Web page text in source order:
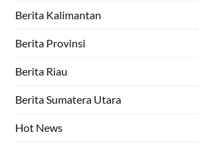
Berita Kalimantan
Berita Provinsi
Berita Riau
Berita Sumatera Utara
Hot News